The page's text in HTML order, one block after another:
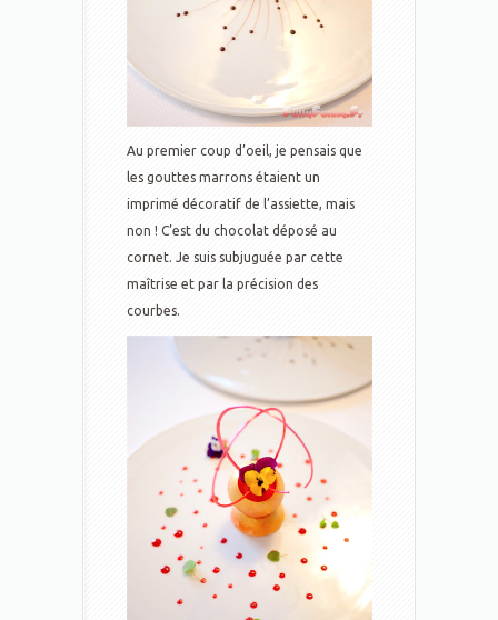
Au premier coup d’oeil, je pensais que
les gouttes marrons étaient un
imprimé décoratif de l’assiette, mais
non ! C’est du chocolat déposé au
cornet. Je suis subjuguée par cette
maîtrise et par la précision des
courbes.